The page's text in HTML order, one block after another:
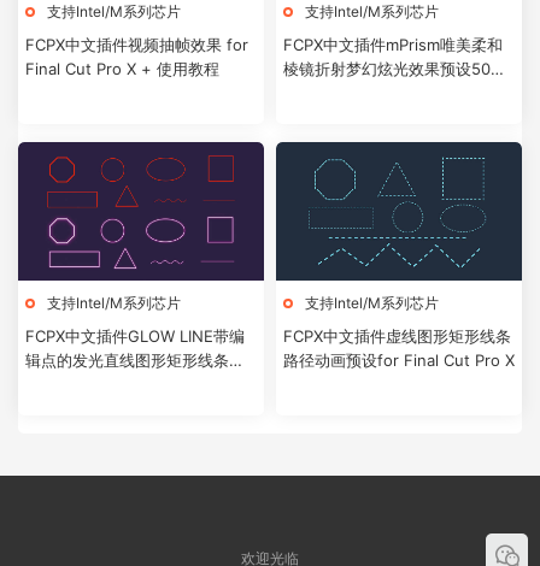
支持Intel/M系列芯片
FCPX中文插件视频抽帧效果 for
Final Cut Pro X + 使用教程
支持Intel/M系列芯片
FCPX中文插件mPrism唯美柔和
棱镜折射梦幻炫光效果预设50个
支持Intel/M系列芯片
FCPX中文插件GLOW LINE带编
辑点的发光直线图形矩形线条路
支持Intel/M系列芯片
FCPX中文插件虚线图形矩形线条
路径动画预设for Final Cut Pro X
欢迎光临